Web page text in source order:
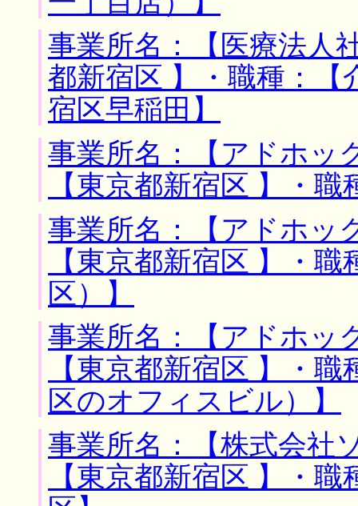
事業所名：【医療法人
都新宿区 】・職種：【
宿区早稲田】
事業所名：【アドホ
【東京都新宿区 】・
事業所名：【アドホ
【東京都新宿区 】・
区）】
事業所名：【アドホ
【東京都新宿区 】・
区のオフィスビル）】
事業所名：【株式会
【東京都新宿区 】・